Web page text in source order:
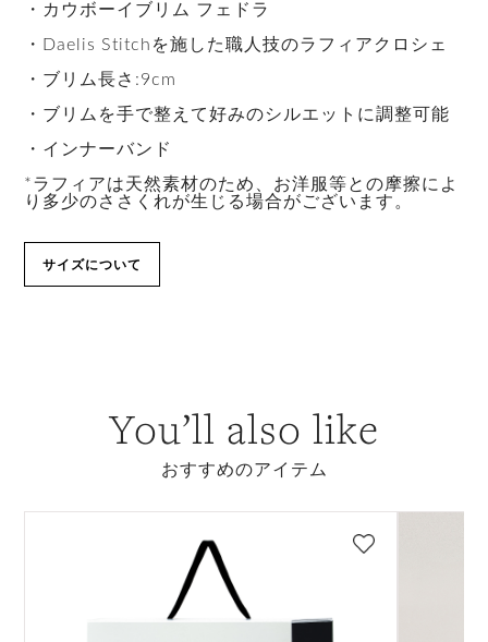
・カウボーイブリム フェドラ
・Daelis Stitchを施した職人技のラフィアクロシェ
・ブリム長さ:9cm
・ブリムを手で整えて好みのシルエットに調整可能
・インナーバンド
*ラフィアは天然素材のため、お洋服等との摩擦によ
り多少のささくれが生じる場合がございます。
サイズについて
You’ll also like
おすすめのアイテム